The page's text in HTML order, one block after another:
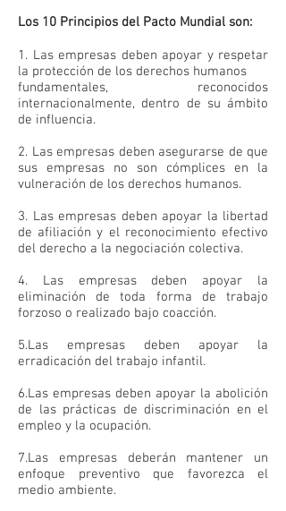
Los 10 Principios del Pacto Mundial son:
1. Las empresas deben apoyar y respetar
la protección de los derechos humanos
fundamentales, reconocidos
internacionalmente, dentro de su ámbito
de influencia.
2. Las empresas deben asegurarse de que
sus empresas no son cómplices en la
vulneración de los derechos humanos.
3. Las empresas deben apoyar la libertad
de afiliación y el reconocimiento efectivo
del derecho a la negociación colectiva.
4. Las empresas deben apoyar la
eliminación de toda forma de trabajo
forzoso o realizado bajo coacción.
5.Las empresas deben apoyar la
erradicación del trabajo infantil.
6.Las empresas deben apoyar la abolición
de las prácticas de discriminación en el
empleo y la ocupación.
7.Las empresas deberán mantener un
enfoque preventivo que favorezca el
medio ambiente.